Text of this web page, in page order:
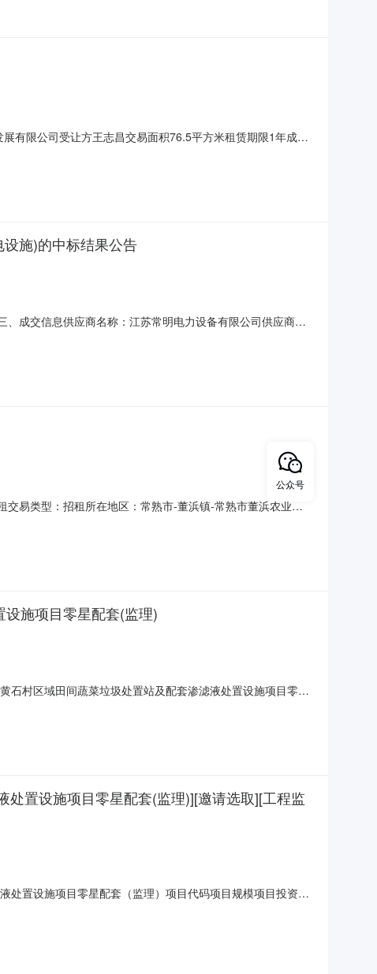
有限公司受让方王志昌交易面积76.5平方米租赁期限1年成交
施)的中标结果公告
成交信息供应商名称：江苏常明电力设备有限公司供应商地
元品名：设备基础规格：美变基础（约25
易类型：招租所在地区：常熟市-董浜镇-常熟市董浜农业旅
层）交易面积（平方米）76.5平方
施项目零星配套(监理)
村区域田间蔬菜垃圾处置站及配套渗滤液处置设施项目零星
元选取中介方式：邀请网上竞价+随
置设施项目零星配套(监理)][邀请选取][工程监
置设施项目零星配套（监理）项目代码项目规模项目投资额
说明：无业主单位信息项目单位常熟市董浜农业旅游发展有
公众号